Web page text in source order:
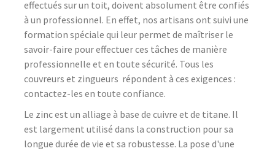
effectués sur un toit, doivent absolument être confiés
à un professionnel. En effet, nos artisans ont suivi une
formation spéciale qui leur permet de maîtriser le
savoir-faire pour effectuer ces tâches de manière
professionnelle et en toute sécurité. Tous les
couvreurs et zingueurs répondent à ces exigences :
contactez-les en toute confiance.
Le zinc est un alliage à base de cuivre et de titane. Il
est largement utilisé dans la construction pour sa
longue durée de vie et sa robustesse. La pose d'une